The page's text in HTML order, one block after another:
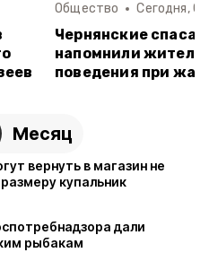
Общество Сегодня,
Чернянские
напомнили
поведения при
Месяц
вернуть в магазин не
купальник
дали
рыбакам